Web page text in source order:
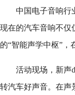
中国电子音响行
现在的汽车音响不仅
的“智能声学中枢”
活动现场，新声
转汽车好声音。在声